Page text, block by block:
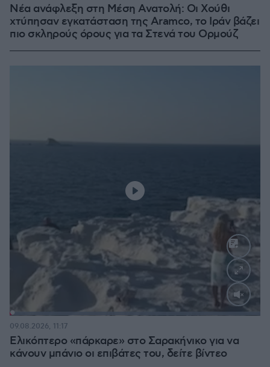
Νέα ανάφλεξη στη Μέση Ανατολή: Οι Χούθι
χτύπησαν εγκατάσταση της Aramco, το Ιράν βάζει
πιο σκληρούς όρους για τα Στενά του Ορμούζ
Loaded:
Ελικόπτερο «πάρκαρε» στο Σαρακήνικο για να
κάνουν μπάνιο οι επιβάτες του, δείτε βίντεο
09.08.2026, 11:17